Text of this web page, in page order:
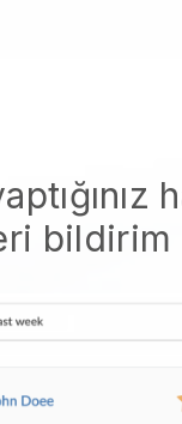
bildirim